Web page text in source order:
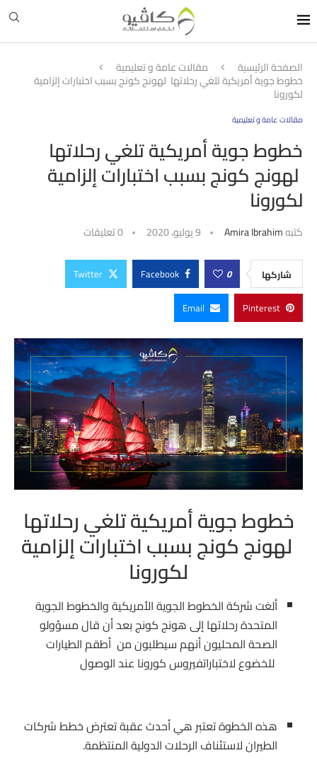
الصفحة الرئيسية مقالات عامة و تعليمية
خطوط جوية أمريكية تلغي رحلاتها لهونج كونج بسبب اختبارات إلزامية
لكورونا
مقالات عامة و تعليمية
خطوط جوية أمريكية تلغي رحلاتها
لهونج كونج بسبب اختبارات إلزامية
لكورونا
كتبهAmira Ibrahim 9 يوليو، 2020 0 تعليقات
شاركها 0
Facebook
Twitter
Pinterest
Email
خطوط جوية أمريكية تلغي رحلاتها
لهونج كونج بسبب اختبارات إلزامية
لكورونا
ألغت شركة الخطوط الجوية الأمريكية والخطوط الجوية
المتحدة رحلاتها إلى هونج كونج بعد أن قال مسؤولو
الصحة المحليون أنهم سيطلبون من أطقم الطيارات
للخضوع لاختباراتفيروس كورونا عند الوصول
هذه الخطوة تعتبر هي أحدث عقبة تعترض خطط شركات
الطيران لاستئناف الرحلات الدولية المنتظمة.